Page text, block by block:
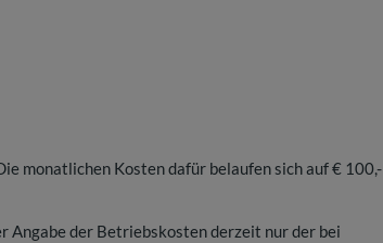
monatlichen Kosten dafür belaufen sich auf € 100,-
Angabe der Betriebskosten derzeit nur der bei